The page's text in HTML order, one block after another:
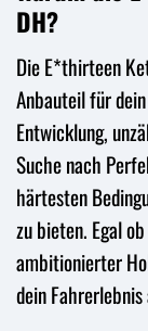
DH?
Die E*thirteen
Anbauteil für
Entwicklung,
Suche nach
härtesten
zu bieten. Egal
ambitionierter
dein